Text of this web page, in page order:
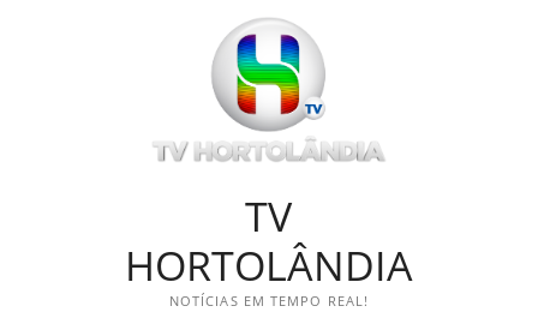
TV
HORTOLÂNDIA
NOTÍCIAS EM TEMPO REAL!